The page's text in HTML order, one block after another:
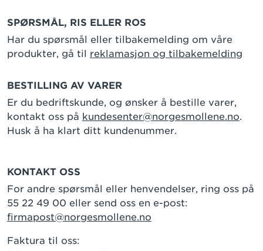
SPØRSMÅL, RIS ELLER ROS
Har du spørsmål eller tilbakemelding om våre
produkter, gå til reklamasjon og tilbakemelding
BESTILLING AV VARER
Er du bedriftskunde, og ønsker å bestille varer,
kontakt oss på kundesenter@norgesmollene.no.
Husk å ha klart ditt kundenummer.
KONTAKT OSS
For andre spørsmål eller henvendelser, ring oss på
55 22 49 00 eller send oss en e-post:
firmapost@norgesmollene.no
Faktura til oss: